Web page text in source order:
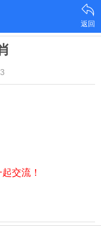
返回
交流！